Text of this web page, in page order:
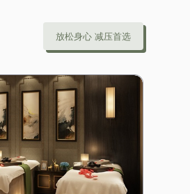
放松身心 减压首选